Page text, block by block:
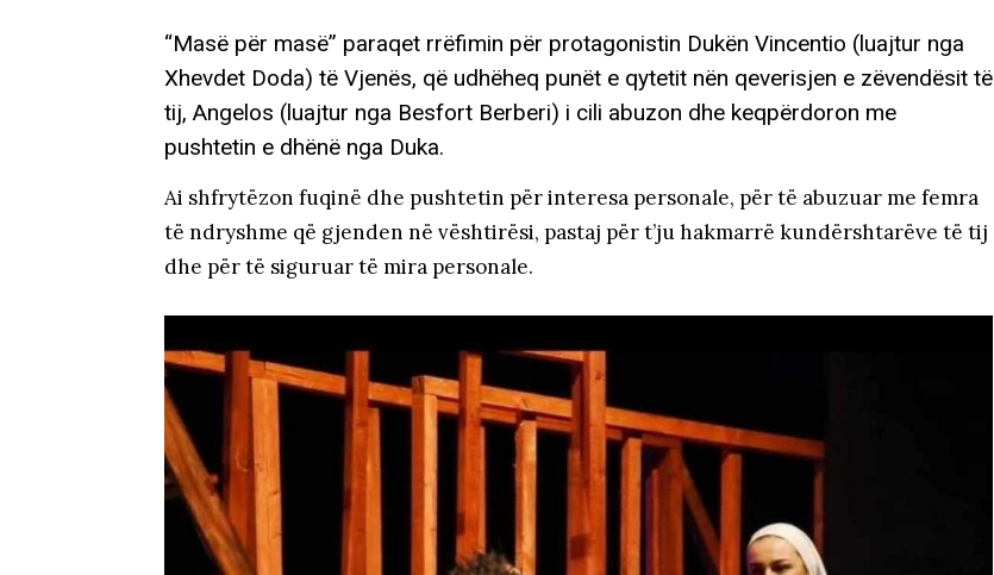
“Masë për masë” paraqet rrëfimin për protagonistin Dukën Vincentio (luajtur nga
Xhevdet Doda) të Vjenës, që udhëheq punët e qytetit nën qeverisjen e zëvendësit të
tij, Angelos (luajtur nga Besfort Berberi) i cili abuzon dhe keqpërdoron me
pushtetin e dhënë nga Duka.
Ai shfrytëzon fuqinë dhe pushtetin për interesa personale, për të abuzuar me femra
të ndryshme që gjenden në vështirësi, pastaj për t’ju hakmarrë kundërshtarëve të tij
dhe për të siguruar të mira personale.